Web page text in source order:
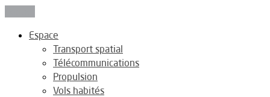
Espace
Transport spatial
Télécommunications
Propulsion
Vols habités